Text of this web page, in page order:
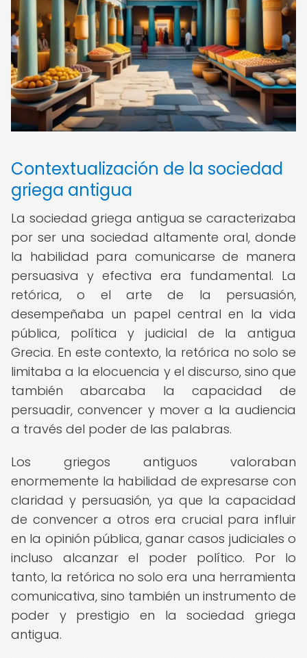
Contextualización de la sociedad
griega antigua
La sociedad griega antigua se caracterizaba
por ser una sociedad altamente oral, donde
la habilidad para comunicarse de manera
persuasiva y efectiva era fundamental. La
retórica, o el arte de la persuasión,
desempeñaba un papel central en la vida
pública, política y judicial de la antigua
Grecia. En este contexto, la retórica no solo se
limitaba a la elocuencia y el discurso, sino que
también abarcaba la capacidad de
persuadir, convencer y mover a la audiencia
a través del poder de las palabras.
Los griegos antiguos valoraban
enormemente la habilidad de expresarse con
claridad y persuasión, ya que la capacidad
de convencer a otros era crucial para influir
en la opinión pública, ganar casos judiciales o
incluso alcanzar el poder político. Por lo
tanto, la retórica no solo era una herramienta
comunicativa, sino también un instrumento de
poder y prestigio en la sociedad griega
antigua.